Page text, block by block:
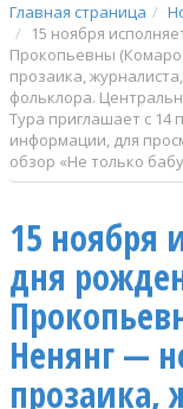
Главная страница
15 ноября
Прокопьевны
прозаика,
фольклора.
Тура приглашает с 14
информации, для
обзор «Не только
15 ноября
дня
Ненянг —
прозаика,